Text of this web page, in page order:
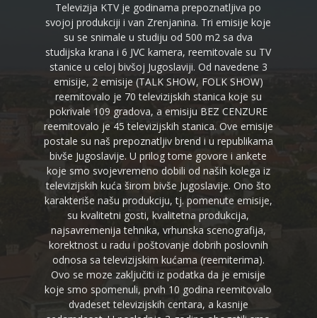
Televizija KTV je godinama prepoznatljiva po
svojoj produkciji i van Zrenjanina. Tri emisije koje
su se snimale u studiju od 500 m2 sa dva
studijska krana i 6 JVC kamera, reemitovale su TV
stanice u celoj bivšoj Jugoslaviji. Od navedene 3
emisije, 2 emisije (TALK SHOW, FOLK SHOW)
reemitovalo je 70 televizijskih stanica koje su
pokrivale 109 gradova, a emisiju BEZ CENZURE
reemitovalo je 45 televizijskih stanica. Ove emisije
postale su naš prepoznatljiv brend i u republikama
bivše Jugoslavije. U prilog tome govore i ankete
koje smo svojevremeno dobili od naših kolega iz
televizijskih kuća širom bivše Jugoslavije. Ono što
karakteriše našu produkciju, tj. pomenute emisije,
su kvalitetni gosti, kvalitetna produkcija,
najsavremenija tehnika, vrhunska scenografija,
korektnost u radu i poštovanje dobrih poslovnih
odnosa sa televizijskim kućama (reemiterima).
Ovo se moze zaključiti iz podatka da je emisije
koje smo spomenuli, prvih 10 godina reemitovalo
dvadeset televizijskih centara, a kasnije